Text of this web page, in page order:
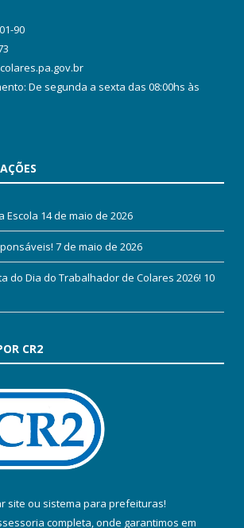
90
De segunda a sexta das 08:00hs às
Escola 14 de maio de 2026
7 de maio de 2026
do Dia do Trabalhador de Colares 2026! 10
CR2
site ou sistema para prefeituras!
completa, onde garantimos em